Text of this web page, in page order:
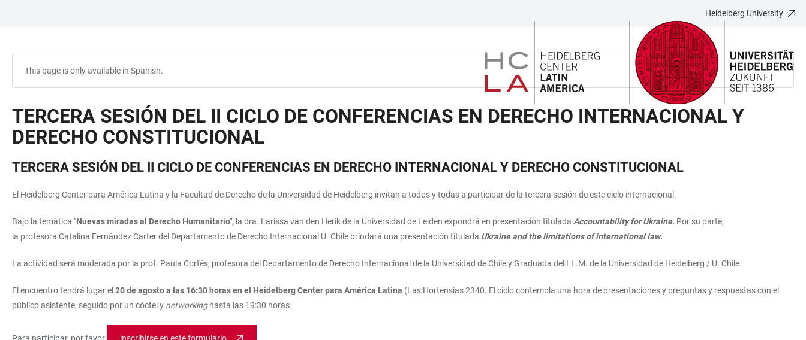
Heidelberg University
This page is only available in Spanish.
TERCERA SESIÓN DEL II CICLO DE CONFERENCIAS EN DERECHO INTERNACIONAL Y
DERECHO CONSTITUCIONAL
TERCERA SESIÓN DEL II CICLO DE CONFERENCIAS EN DERECHO INTERNACIONAL Y DERECHO CONSTITUCIONAL
El Heidelberg Center para América Latina y la Facultad de Derecho de la Universidad de Heidelberg invitan a todos y todas a participar de la tercera sesión de este ciclo internacional.
Bajo la temática "Nuevas miradas al Derecho Humanitario", la dra. Larissa van den Herik de la Universidad de Leiden expondrá en presentación titulada Accountability for Ukraine. Por su parte,
la profesora Catalina Fernández Carter del Departamento de Derecho Internacional U. Chile brindará una presentación titulada Ukraine and the limitations of international law.
La actividad será moderada por la prof. Paula Cortés, profesora del Departamento de Derecho Internacional de la Universidad de Chile y Graduada del LL.M. de la Universidad de Heidelberg / U. Chile
El encuentro tendrá lugar el 20 de agosto a las 16:30 horas en el Heidelberg Center para América Latina (Las Hortensias 2340. El ciclo contempla una hora de presentaciones y preguntas y respuestas con el
público asistente, seguido por un cóctel y networking hasta las 19:30 horas.